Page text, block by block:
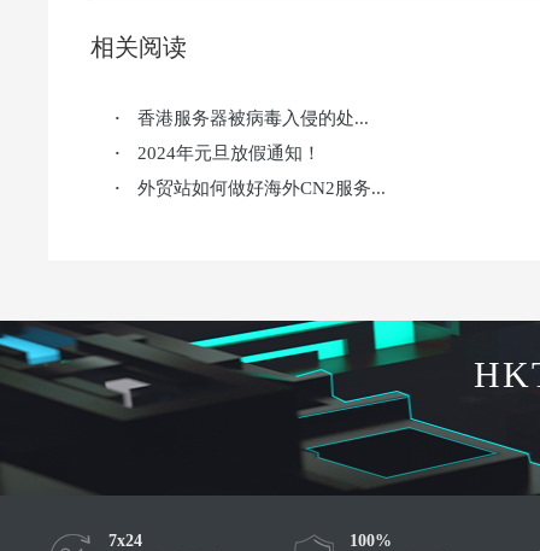
相关阅读
· 香港服务器被病毒入侵的处...
· 2024年元旦放假通知！
· 外贸站如何做好海外CN2服务...
7x24
100%